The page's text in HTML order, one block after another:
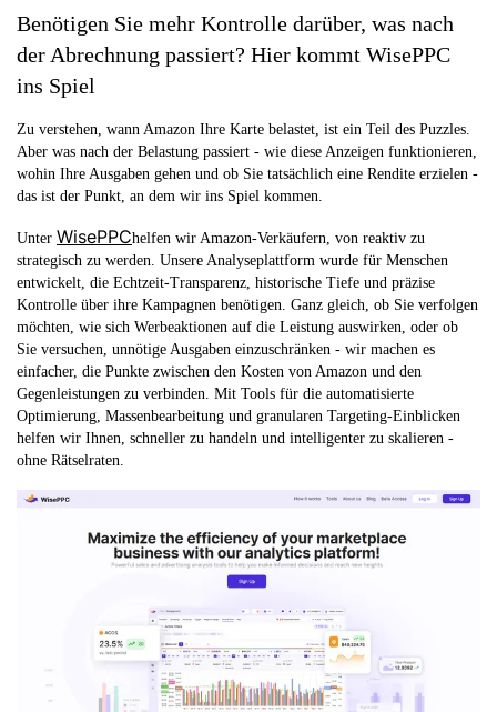
Benötigen Sie mehr Kontrolle darüber, was nach
der Abrechnung passiert? Hier kommt WisePPC
ins Spiel
Zu verstehen, wann Amazon Ihre Karte belastet, ist ein Teil des Puzzles.
Aber was nach der Belastung passiert - wie diese Anzeigen funktionieren,
wohin Ihre Ausgaben gehen und ob Sie tatsächlich eine Rendite erzielen -
das ist der Punkt, an dem wir ins Spiel kommen.
Unter WisePPChelfen wir Amazon-Verkäufern, von reaktiv zu
strategisch zu werden. Unsere Analyseplattform wurde für Menschen
entwickelt, die Echtzeit-Transparenz, historische Tiefe und präzise
Kontrolle über ihre Kampagnen benötigen. Ganz gleich, ob Sie verfolgen
möchten, wie sich Werbeaktionen auf die Leistung auswirken, oder ob
Sie versuchen, unnötige Ausgaben einzuschränken - wir machen es
einfacher, die Punkte zwischen den Kosten von Amazon und den
Gegenleistungen zu verbinden. Mit Tools für die automatisierte
Optimierung, Massenbearbeitung und granularen Targeting-Einblicken
helfen wir Ihnen, schneller zu handeln und intelligenter zu skalieren -
ohne Rätselraten.